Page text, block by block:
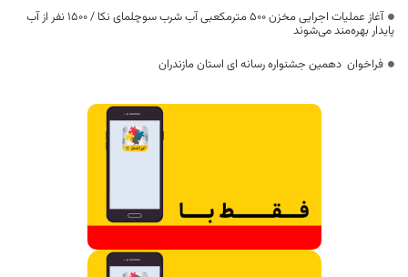
آغاز عملیات اجرایی مخزن ۵۰۰ مترمکعبی آب شرب سوچلمای نکا / ۱۵۰۰ نفر از آب
پایدار بهره‌مند می‌شوند
فراخوان دهمین جشنواره رسانه ای استان مازندران